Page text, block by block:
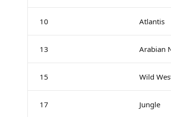
10 Atlantis
13 Arabian
15 Wild
17 Jungle